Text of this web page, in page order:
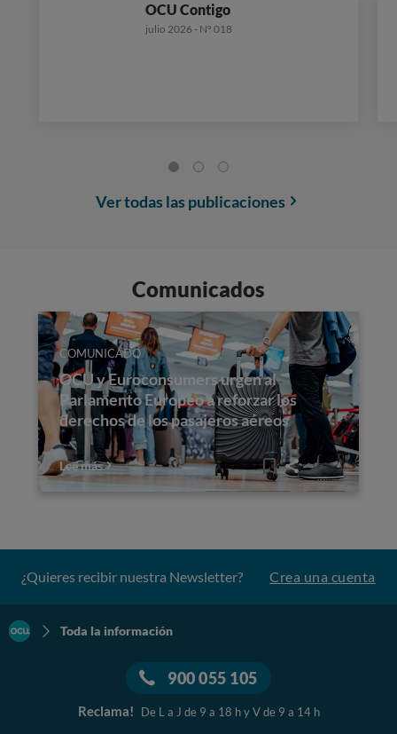
OCU Contigo
julio 2026 - Nº 018
Ver todas las publicaciones
Comunicados
COMUNICADO
OCU y Euroconsumers urgen al
Parlamento Europeo a reforzar los
derechos de los pasajeros aéreos
Lee más
¿Quieres recibir nuestra Newsletter? Crea una cuenta
Toda la información
900 055 105
Reclama! De L a J de 9 a 18 h y V de 9 a 14 h